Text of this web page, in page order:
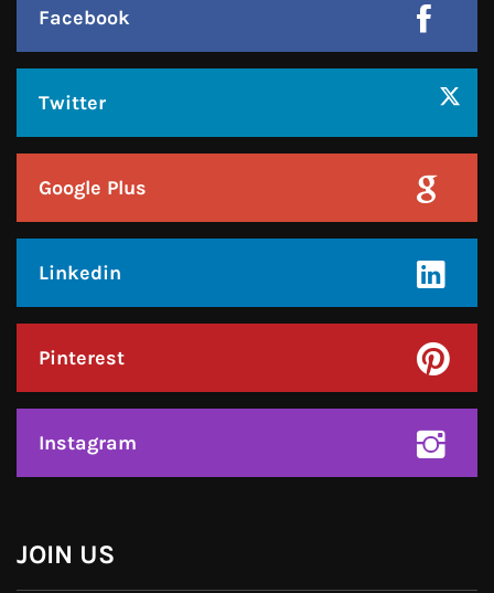
Linkedin
Pinterest
Instagram